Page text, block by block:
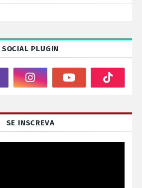
SOCIAL PLUGIN
SE INSCREVA